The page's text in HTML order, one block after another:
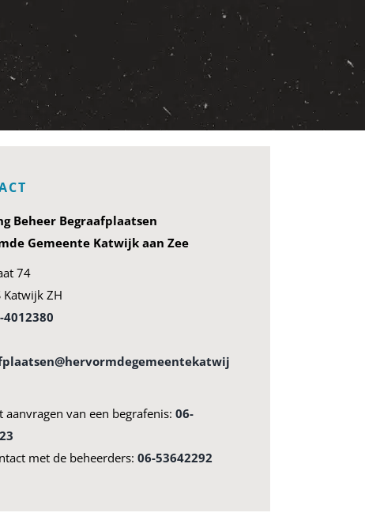
Beheer Begraafplaatsen
Gemeente Katwijk aan Zee
74
Katwijk ZH
4012380
aanvragen van een begrafenis: 06-
met de beheerders: 06-53642292